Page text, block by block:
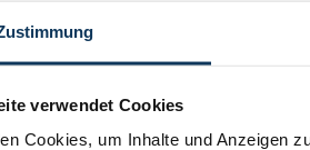
verwendet Cookies
Cookies, um Inhalte und Anzeigen
verzeihen, dass ich Ihnen
Einstieg zum Thema musste ich
in Österreich, was die
(elektronische Unterschrift),